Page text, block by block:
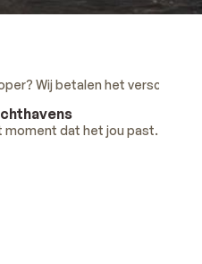
Wij betalen het verschil.
moment dat het jou past.